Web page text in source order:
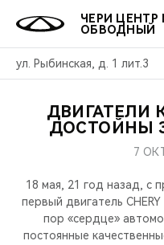
ЧЕРИ ЦЕНТР
ОБВОДНЫЙ
ул. Рыбинская, д. 1 лит.3
КРОССОВЕРЫ
КРЕДИТ И СТРАХОВАНИЕ
ЗАПЧАСТИ И АКСЕССУАРЫ
ПОДДЕРЖКА
О БРЕНДЕ
CHERY В СОЦСЕТЯХ
КРЕДИТ
О
МЫ В СОЦСЕТЯХ
ДВИГАТЕЛИ
ДОСТОЙНЫ
7
18 мая, 21 год назад, с
первый двигатель
пор «сердце»
постоянные